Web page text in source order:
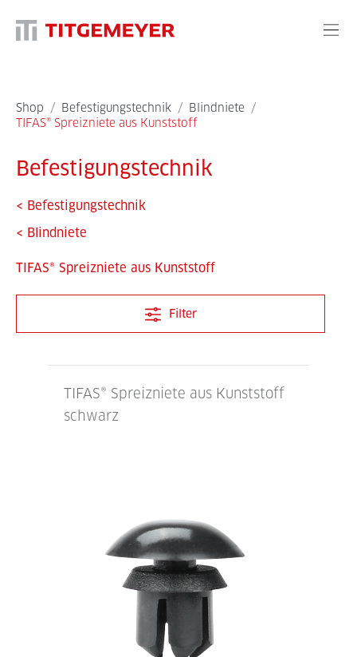
Shop / Befestigungstechnik / Blindniete /
TIFAS® Spreizniete aus Kunststoff
Befestigungstechnik
< Befestigungstechnik
< Blindniete
TIFAS® Spreizniete aus Kunststoff
Filter
TIFAS® Spreizniete aus Kunststoff
schwarz